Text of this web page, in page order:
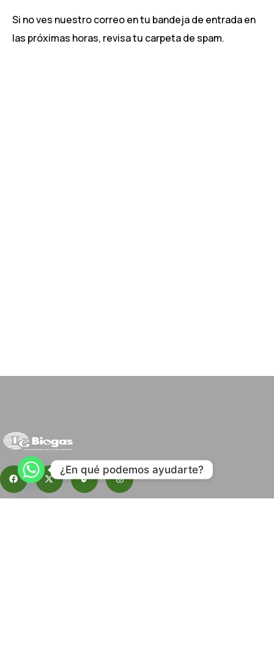
Si no ves nuestro correo en tu bandeja de entrada en
las próximas horas, revisa tu carpeta de spam.
¿En qué podemos ayudarte?